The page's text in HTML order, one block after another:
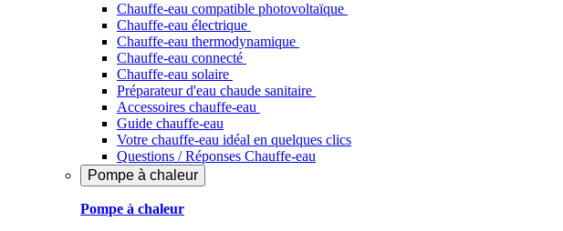
Chauffe-eau compatible photovoltaïque
Chauffe-eau électrique
Chauffe-eau thermodynamique
Chauffe-eau connecté
Chauffe-eau solaire
Préparateur d'eau chaude sanitaire
Accessoires chauffe-eau
Guide chauffe-eau
Votre chauffe-eau idéal en quelques clics
Questions / Réponses Chauffe-eau
Pompe à chaleur
Pompe à chaleur